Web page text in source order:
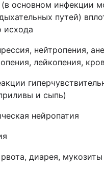
основном инфекции
путей)
исхода
нейтропения,
лейкопения,
и сыпь)
нейропатия
диарея, мукозиты